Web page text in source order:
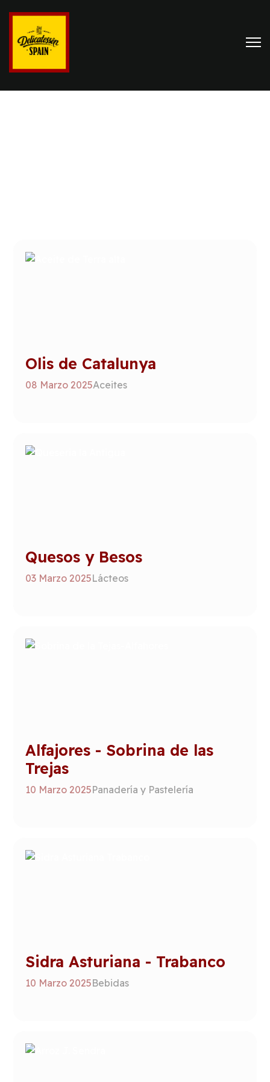
Olis de Catalunya
08 Marzo 2025Aceites
Quesos y Besos
03 Marzo 2025Lácteos
Alfajores - Sobrina de las
Trejas
10 Marzo 2025Panadería y Pastelería
Sidra Asturiana - Trabanco
10 Marzo 2025Bebidas